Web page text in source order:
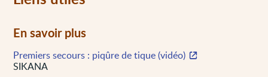
En savoir plus
Premiers secours : piqûre de tique (vidéo)
SIKANA